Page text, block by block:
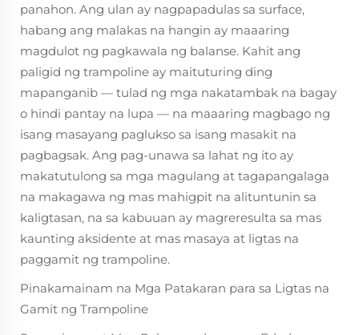
panahon. Ang ulan ay nagpapadulas sa surface,
habang ang malakas na hangin ay maaaring
magdulot ng pagkawala ng balanse. Kahit ang
paligid ng trampoline ay maituturing ding
mapanganib — tulad ng mga nakatambak na bagay
o hindi pantay na lupa — na maaaring magbago ng
isang masayang paglukso sa isang masakit na
pagbagsak. Ang pag-unawa sa lahat ng ito ay
makatutulong sa mga magulang at tagapangalaga
na makagawa ng mas mahigpit na alituntunin sa
kaligtasan, na sa kabuuan ay magreresulta sa mas
kaunting aksidente at mas masaya at ligtas na
paggamit ng trampoline.
Pinakamainam na Mga Patakaran para sa Ligtas na
Gamit ng Trampoline